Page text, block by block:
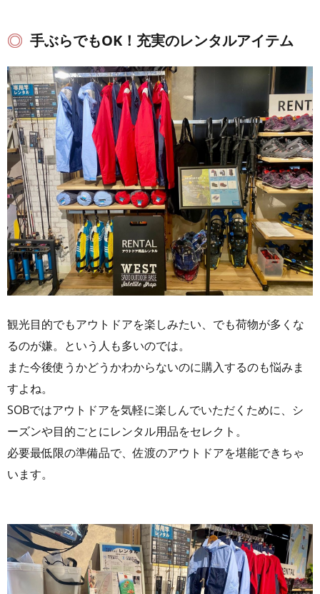
手ぶらでもOK！充実のレンタルアイテム
観光目的でもアウトドアを楽しみたい、でも荷物が多くな
るのが嫌。という人も多いのでは。
また今後使うかどうかわからないのに購入するのも悩みま
すよね。
SOBではアウトドアを気軽に楽しんでいただくために、シ
ーズンや目的ごとにレンタル用品をセレクト。
必要最低限の準備品で、佐渡のアウトドアを堪能できちゃ
います。